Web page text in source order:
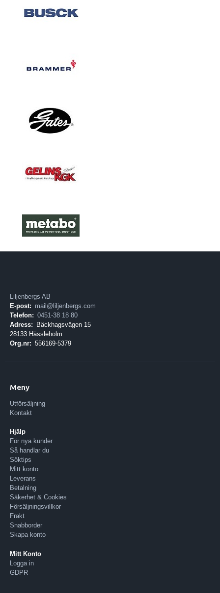
Liljenbergs AB
E-post: mail@liljenbergs.com
Telefon: 0451-38 18 80
Adress:
Bäckhagsvägen 15
28133 Hässleholm
Org.nr: 556169-5379
Meny
Utförsäljning
Kontakt
Hjälp
För nya kunder
Så handlar du
Söktips
Mitt konto
Leverans
Betalning
Säkerhet & Cookies
Försäljningsvillkor
Frakt
Snabborder
Skapa konto
Mitt Konto
Logga in
GDPR